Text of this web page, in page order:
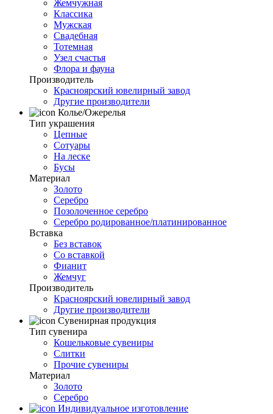
Жемчужная
Классика
Мужская
Свадебная
Тотемная
Узел счастья
Флора и фауна
Производитель
Красноярский ювелирный завод
Другие производители
Колье/Ожерелья
Тип украшения
Цепные
Сотуары
На леске
Бусы
Материал
Золото
Серебро
Позолоченное серебро
Серебро родированное/платинированное
Вставка
Без вставок
Со вставкой
Фианит
Жемчуг
Производитель
Красноярский ювелирный завод
Другие производители
Сувенирная продукция
Тип сувенира
Кошельковые сувениры
Слитки
Прочие сувениры
Материал
Золото
Серебро
Индивидуальное изготовление